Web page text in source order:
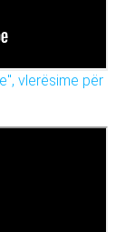
vlerësime për